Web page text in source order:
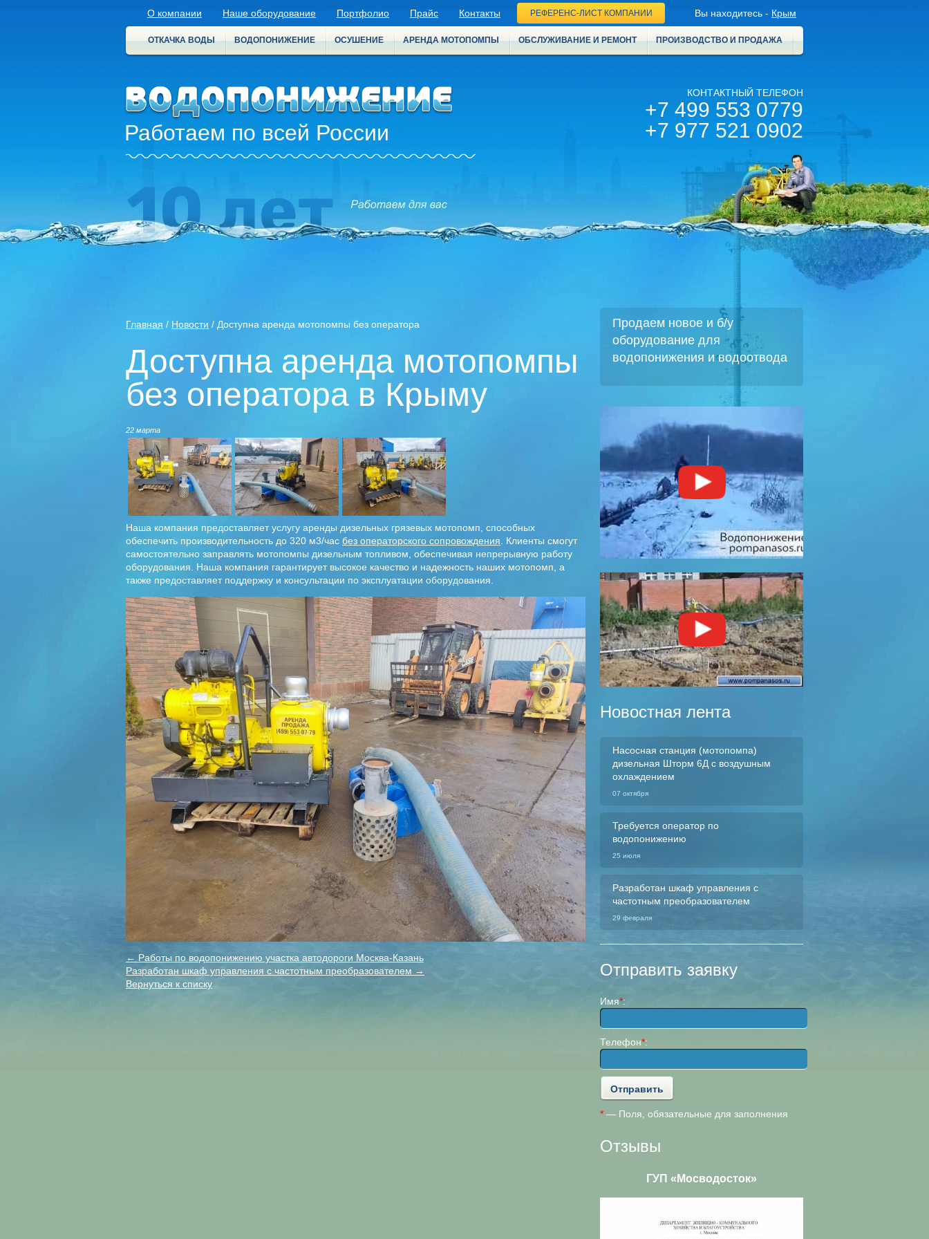
О компании Наше оборудование Портфолио Прайс Контакты РЕФЕРЕНС-ЛИСТ КОМПАНИИ Вы находитесь - Крым
ОТКАЧКА ВОДЫ ВОДОПОНИЖЕНИЕ ОСУШЕНИЕ АРЕНДА МОТОПОМПЫ ОБСЛУЖИВАНИЕ И РЕМОНТ ПРОИЗВОДСТВО И ПРОДАЖА
КОНТАКТНЫЙ ТЕЛЕФОН
+7 499 553 0779
+7 977 521 0902
Работаем по всей России
Главная / Новости / Доступна аренда мотопомпы без оператора
Доступна аренда мотопомпы
без оператора в Крыму
22 марта
Наша компания предоставляет услугу аренды дизельных грязевых мотопомп, способных
обеспечить производительность до 320 м3/час без операторского сопровождения . Клиенты смогут
самостоятельно заправлять мотопомпы дизельным топливом, обеспечивая непрерывную работу
оборудования. Наша компания гарантирует высокое качество и надежность наших мотопомп, а
также предоставляет поддержку и консультации по эксплуатации оборудования.
← Работы по водопонижению участка автодороги Москва-Казань
Разработан шкаф управления с частотным преобразователем →
Вернуться к списку
Продаем новое и б/у
оборудование для
водопонижения и водоотвода
Новостная лента
Насосная станция (мотопомпа)
дизельная Шторм 6Д с воздушным
охлаждением
07 октября
Требуется оператор по
водопонижению
25 июля
Разработан шкаф управления с
частотным преобразователем
29 февраля
Отправить заявку
Имя*:
Телефон*:
* — Поля, обязательные для заполнения
Отзывы
ГУП «Мосводосток»